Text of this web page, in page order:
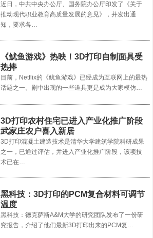
近日，中共中央办公厅、国务院办公厅印发了《关于
推动现代职业教育高质量发展的意见》，并发出通
知，要求各…
《鱿鱼游戏》热映！3D打印自制面具受
热捧
目前，Netflix的《鱿鱼游戏》已经成为互联网上的最热
话题之一。剧中出现的一些道具更是成为大家模仿…
3D打印农村住宅已进入产业化推广阶段
武家庄农户喜入新居
3D打印混凝土建造技术是清华大学建筑学院科研成果
之一，已通过评估，并进入产业化推广阶段，该项技
术已在…
黑科技：3D打印的PCM复合材料可调节
温度
黑科技：德克萨斯A&M大学的研究团队发布了一份研
究报告，介绍了他们最新3D打印出来的PCM复…